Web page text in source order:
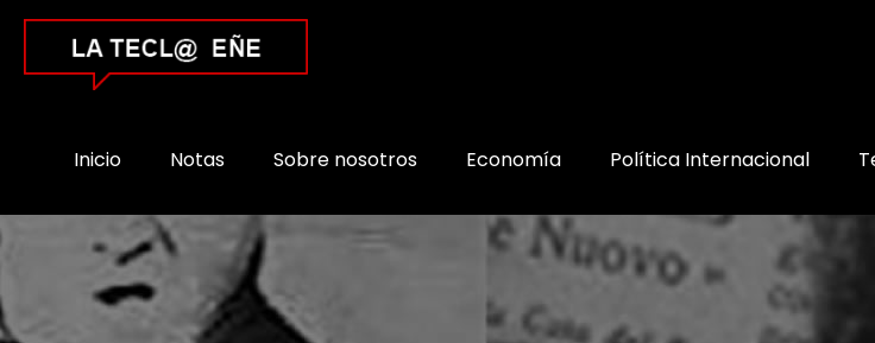
Inicio Notas Sobre nosotros Economía Política Internacional